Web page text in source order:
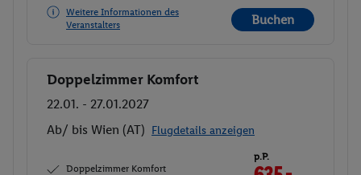
Weitere Informationen des
Veranstalters
Buchen
Buchen
Doppelzimmer Komfort
22.01. - 27.01.2027
Ab/ bis Wien (AT) Flugdetails anzeigen
Doppelzimmer Komfort
p.P.